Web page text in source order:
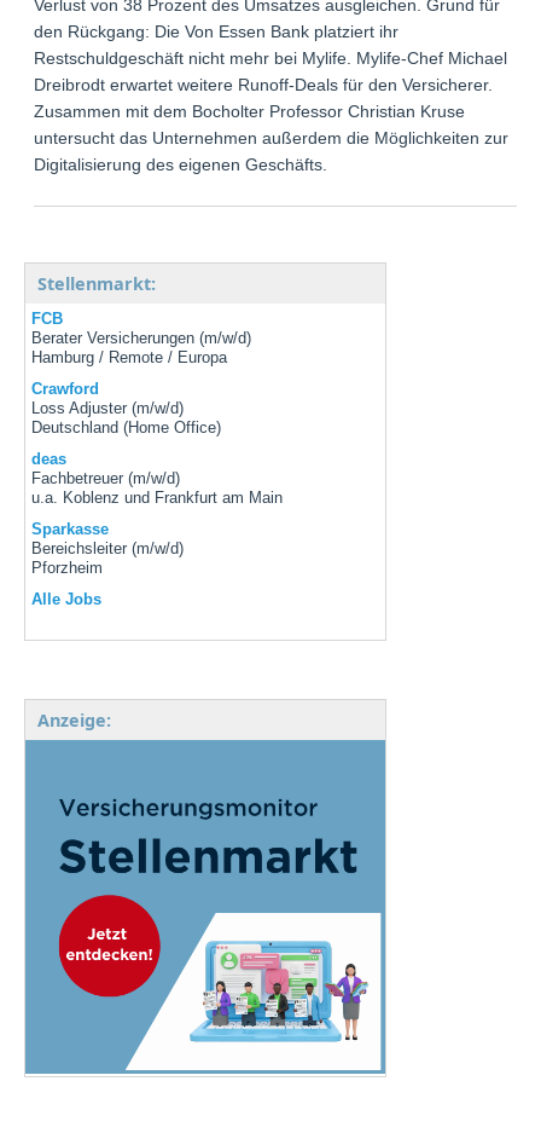
Verlust von 38 Prozent des Umsatzes ausgleichen. Grund für
den Rückgang: Die Von Essen Bank platziert ihr
Restschuldgeschäft nicht mehr bei Mylife. Mylife-Chef Michael
Dreibrodt erwartet weitere Runoff-Deals für den Versicherer.
Zusammen mit dem Bocholter Professor Christian Kruse
untersucht das Unternehmen außerdem die Möglichkeiten zur
Digitalisierung des eigenen Geschäfts.
Stellenmarkt:
FCB
Berater Versicherungen (m/w/d)
Hamburg / Remote / Europa
Crawford
Loss Adjuster (m/w/d)
Deutschland (Home Office)
deas
Fachbetreuer (m/w/d)
u.a. Koblenz und Frankfurt am Main
Sparkasse
Bereichsleiter (m/w/d)
Pforzheim
Alle Jobs
Anzeige: